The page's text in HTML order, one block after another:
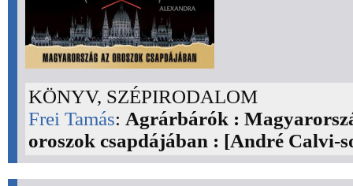
KÖNYV, SZÉPIRODALOM
Frei Tamás: Agrárbárók :
oroszok csapdájában : [André Calvi-